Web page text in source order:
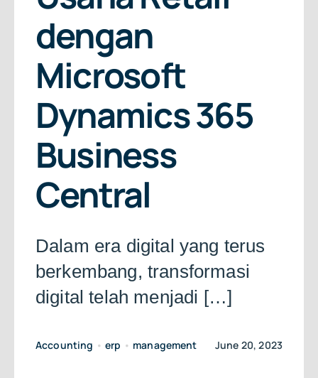
About Us
Free Consultation
dengan
Microsoft
Dynamics 365
Business
Central
Dalam era digital yang terus
berkembang, transformasi
digital telah menjadi […]
Accounting •erp • management June 20, 2023